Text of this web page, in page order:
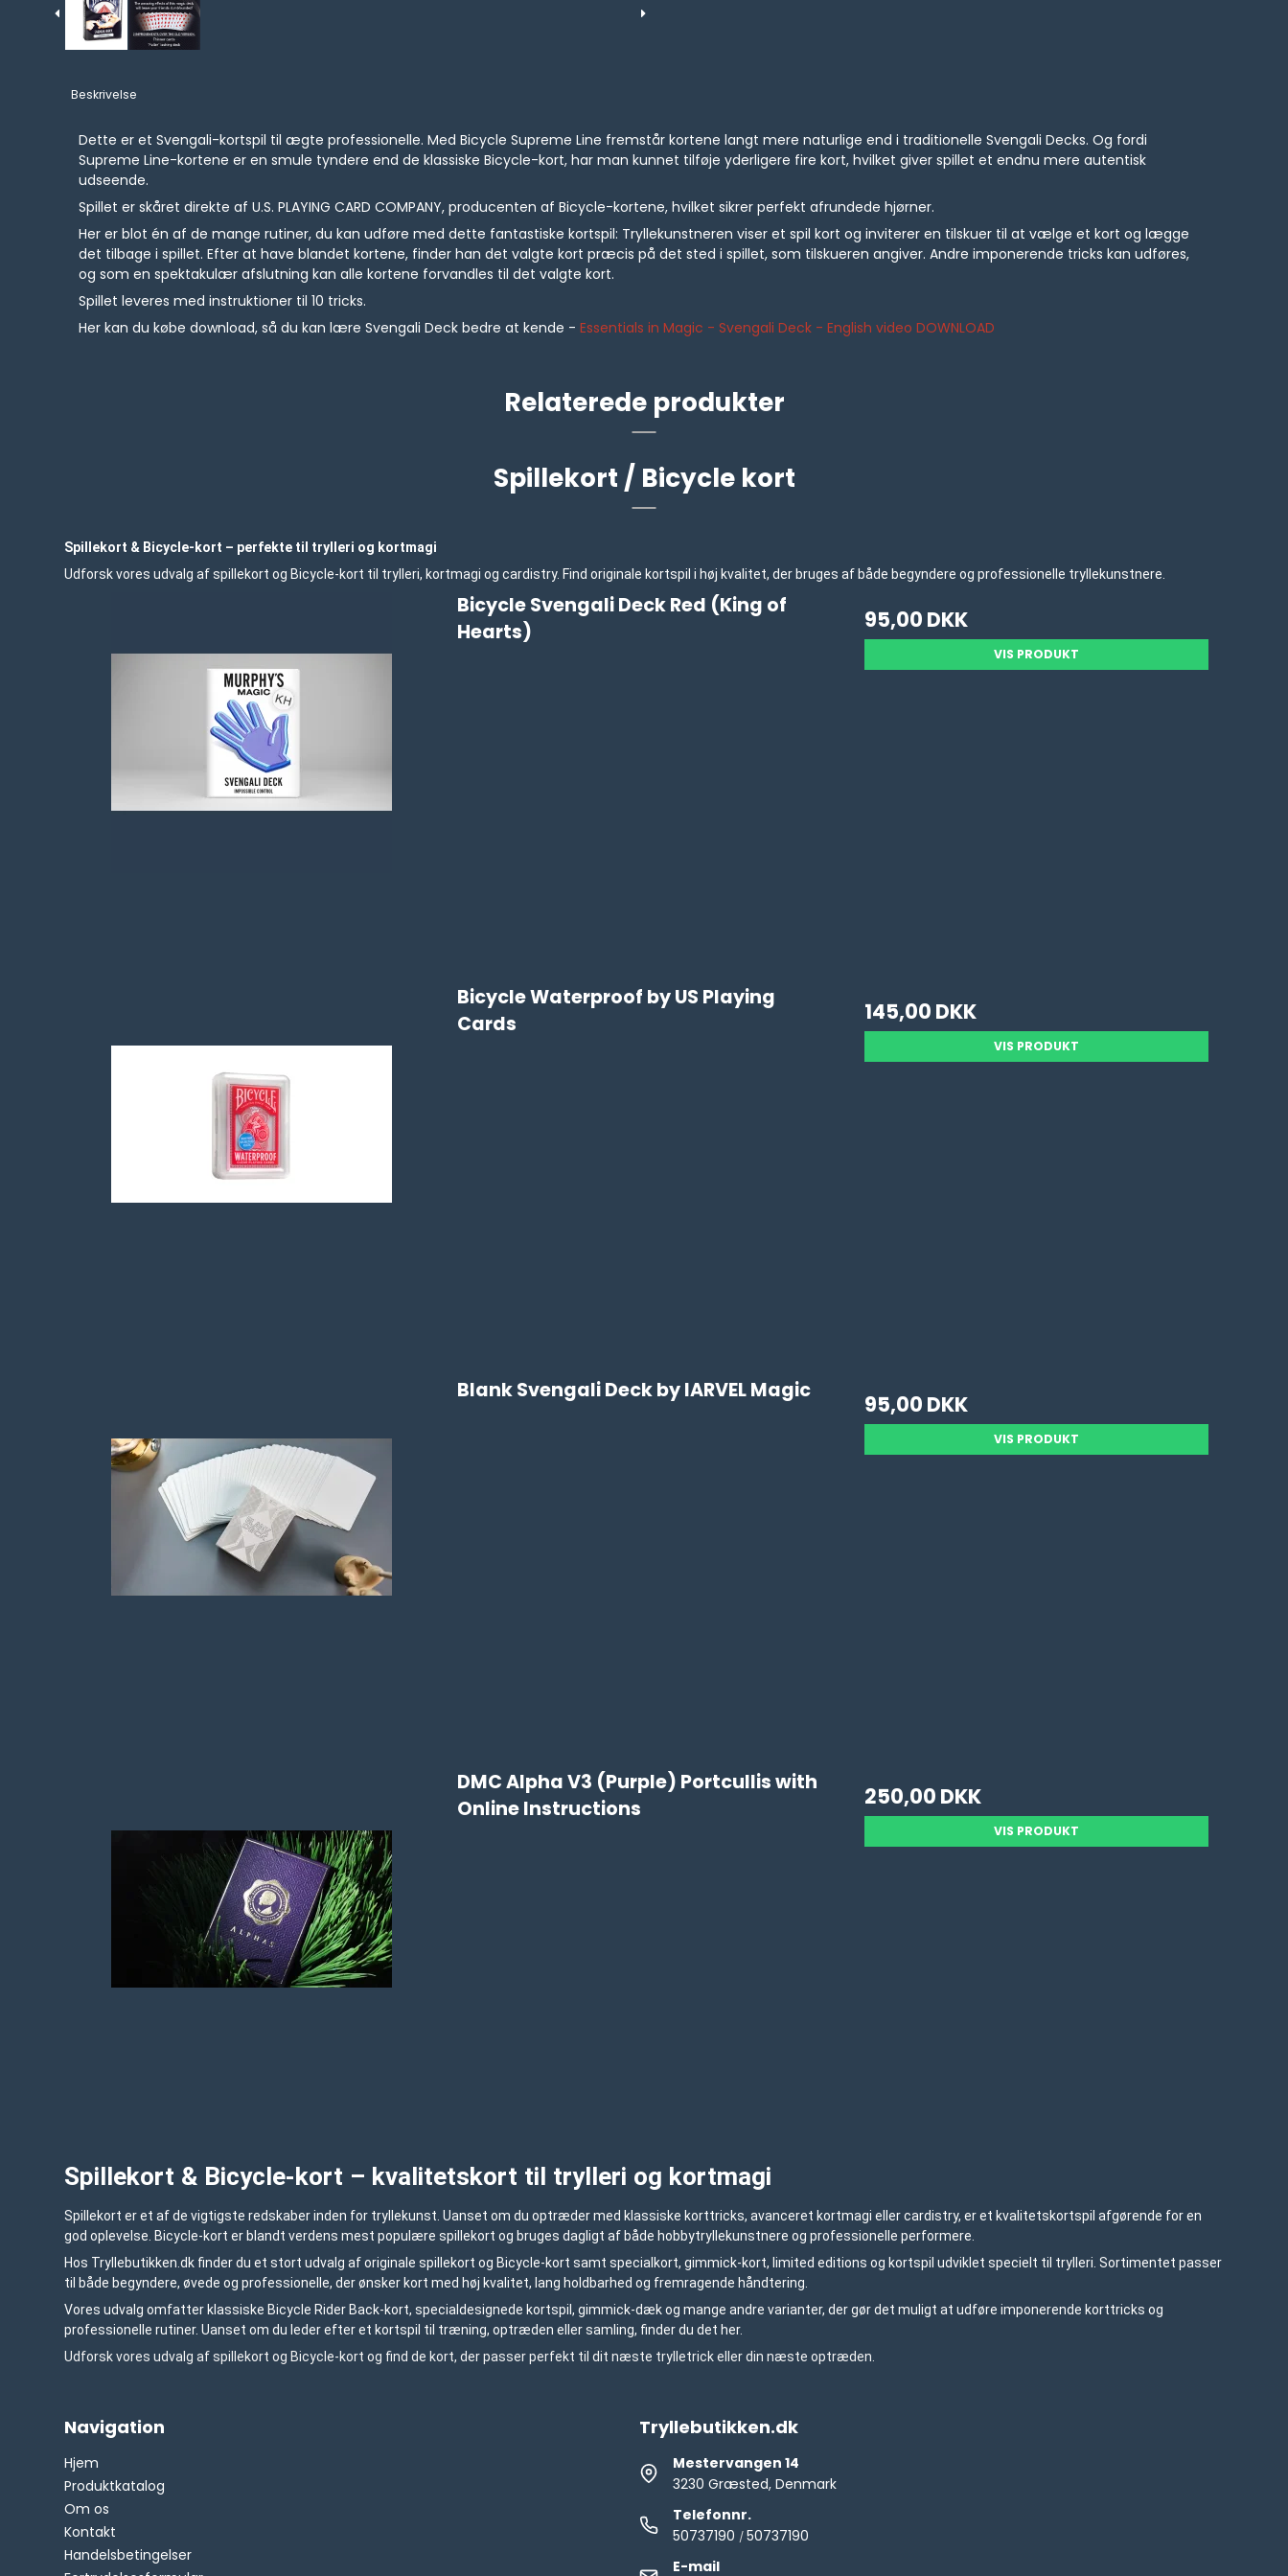
Beskrivelse
Dette er et Svengali-kortspil til ægte professionelle. Med Bicycle Supreme Line fremstår kortene langt mere naturlige end i traditionelle Svengali Decks. Og fordi
Supreme Line-kortene er en smule tyndere end de klassiske Bicycle-kort, har man kunnet tilføje yderligere fire kort, hvilket giver spillet et endnu mere autentisk
udseende.
Spillet er skåret direkte af U.S. PLAYING CARD COMPANY, producenten af Bicycle-kortene, hvilket sikrer perfekt afrundede hjørner.
Her er blot én af de mange rutiner, du kan udføre med dette fantastiske kortspil: Tryllekunstneren viser et spil kort og inviterer en tilskuer til at vælge et kort og lægge
det tilbage i spillet. Efter at have blandet kortene, finder han det valgte kort præcis på det sted i spillet, som tilskueren angiver. Andre imponerende tricks kan udføres,
og som en spektakulær afslutning kan alle kortene forvandles til det valgte kort.
Spillet leveres med instruktioner til 10 tricks.
Her kan du købe download, så du kan lære Svengali Deck bedre at kende - Essentials in Magic - Svengali Deck - English video DOWNLOAD
Relaterede produkter
Spillekort / Bicycle kort
Spillekort & Bicycle-kort – perfekte til trylleri og kortmagi
Udforsk vores udvalg af spillekort og Bicycle-kort til trylleri, kortmagi og cardistry. Find originale kortspil i høj kvalitet, der bruges af både begyndere og professionelle tryllekunstnere.
Bicycle Svengali Deck Red (King of
Hearts)
95,00 DKK
VIS PRODUKT
Bicycle Waterproof by US Playing
Cards
145,00 DKK
VIS PRODUKT
Blank Svengali Deck by IARVEL Magic
95,00 DKK
VIS PRODUKT
DMC Alpha V3 (Purple) Portcullis with
Online Instructions
250,00 DKK
VIS PRODUKT
Spillekort & Bicycle-kort – kvalitetskort til trylleri og kortmagi
Spillekort er et af de vigtigste redskaber inden for tryllekunst. Uanset om du optræder med klassiske korttricks, avanceret kortmagi eller cardistry, er et kvalitetskortspil afgørende for en
god oplevelse. Bicycle-kort er blandt verdens mest populære spillekort og bruges dagligt af både hobbytryllekunstnere og professionelle performere.
Hos Tryllebutikken.dk finder du et stort udvalg af originale spillekort og Bicycle-kort samt specialkort, gimmick-kort, limited editions og kortspil udviklet specielt til trylleri. Sortimentet passer
til både begyndere, øvede og professionelle, der ønsker kort med høj kvalitet, lang holdbarhed og fremragende håndtering.
Vores udvalg omfatter klassiske Bicycle Rider Back-kort, specialdesignede kortspil, gimmick-dæk og mange andre varianter, der gør det muligt at udføre imponerende korttricks og
professionelle rutiner. Uanset om du leder efter et kortspil til træning, optræden eller samling, finder du det her.
Udforsk vores udvalg af spillekort og Bicycle-kort og find de kort, der passer perfekt til dit næste trylletrick eller din næste optræden.
Navigation
Hjem
Produktkatalog
Om os
Kontakt
Handelsbetingelser
Tryllebutikken.dk
Mestervangen 14
3230 Græsted, Denmark
Telefonnr.
50737190 /50737190
E-mail